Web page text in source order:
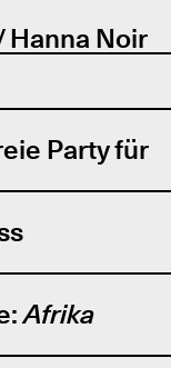
Hanna Noir
Party für
Afrika